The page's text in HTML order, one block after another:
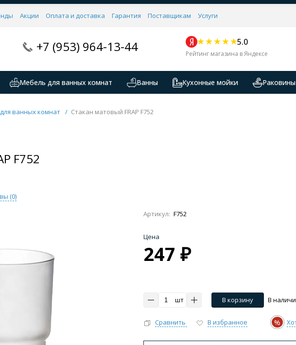
Акции Оплата и доставка Гарантия Поставщикам Услуги
+7 (953) 964-13-44 5.0
Рейтинг магазина в Яндексе
Мебель для ванных комнат Ванны Кухонные мойки Раковины
ванных комнат / Стакан матовый FRAP F752
F752
(0)
Артикул: F752
Цена
247 ₽
шт В корзину В
Сравнить В избранное %